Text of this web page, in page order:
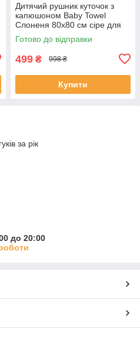
Дитячий рушник куточок з
капюшоном Baby Towel
Слоненя 80x80 см сіре для
купання немовлят, хлопчика,
дівчинки
Готово до відправки
499 ₴ 998 ₴
Купити
за рік
до 20:00